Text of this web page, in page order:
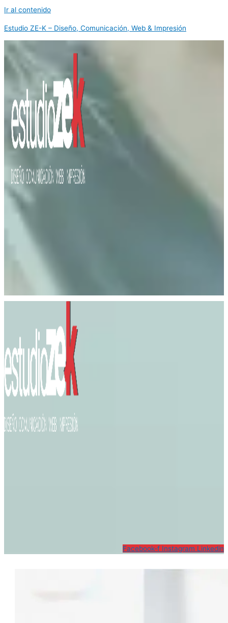
Ir al contenido
Estudio ZE-K – Diseño, Comunicación, Web & Impresión
Facebook-f Instagram Linkedin